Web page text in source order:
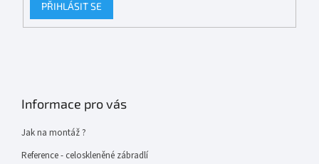
PŘIHLÁSIT SE
Informace pro vás
Jak na montáž ?
Reference - celoskleněné zábradlí